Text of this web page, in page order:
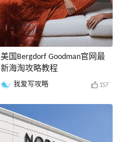
美国Bergdorf Goodman官网最
新海淘攻略教程
我爱写攻略 157